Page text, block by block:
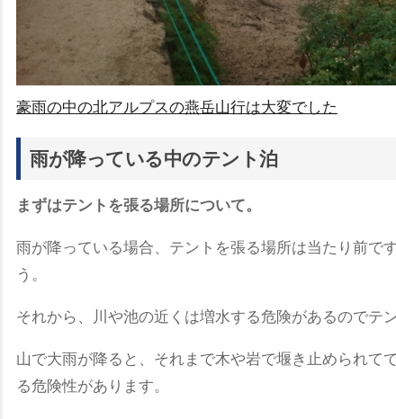
豪雨の中の北アルプスの燕岳山行は大変でした
雨が降っている中のテント泊
まずはテントを張る場所について。
雨が降っている場合、テントを張る場所は当たり前で
う。
それから、川や池の近くは増水する危険があるのでテ
山で大雨が降ると、それまで木や岩で堰き止められて
る危険性があります。